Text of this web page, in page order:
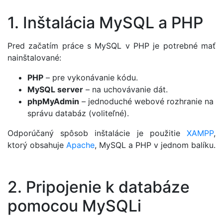
1. Inštalácia MySQL a PHP
Pred začatím práce s MySQL v PHP je potrebné mať
nainštalované:
PHP – pre vykonávanie kódu.
MySQL server – na uchovávanie dát.
phpMyAdmin – jednoduché webové rozhranie na
správu databáz (voliteľné).
Odporúčaný spôsob inštalácie je použitie XAMPP,
ktorý obsahuje Apache, MySQL a PHP v jednom balíku.
2. Pripojenie k databáze
pomocou MySQLi